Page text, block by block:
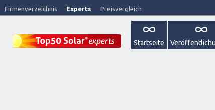
Firmenverzeichnis Experts Preisvergleich
Startseite